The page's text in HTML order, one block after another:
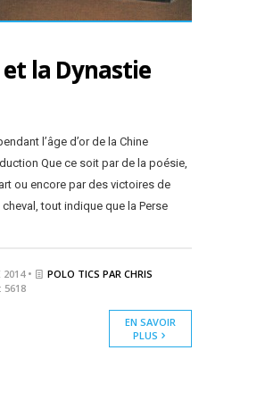
et la Dynastie
l’âge d’or de la Chine
Que ce soit par de la poésie,
ou encore par des victoires de
tout indique que la Perse
2014 •
POLO TICS PAR CHRIS
5618
EN SAVOIR
PLUS